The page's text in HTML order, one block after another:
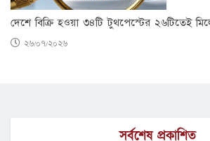
দেশে বিক্রি হওয়া ৩৪টি টুথপেস্টের ২৬টিতেই
২৬/০৭/২০২৬
সর্বশেষ প্রকাশিত